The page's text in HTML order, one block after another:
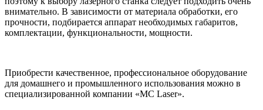
внимательно. В зависимости от материала обработки, его
прочности, подбирается аппарат необходимых габаритов,
комплектации, функциональности, мощности.
Приобрести качественное, профессиональное оборудование
для домашнего и промышленного использования можно в
специализированной компании «MC Laser».